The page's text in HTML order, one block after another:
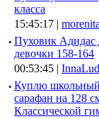
класса
15:45:17 | morenita
· Пуховик Адидас
девочки 158-164
00:53:45 | InnaLud
· Куплю школьный
сарафан на 128
Классической